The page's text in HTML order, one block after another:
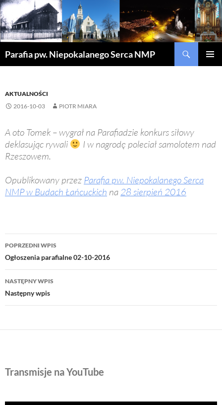
Parafia pw. Niepokalanego Serca NMP
AKTUALNOŚCI
2016-10-03
PIOTR MIARA
A oto Tomek – wygrał na Parafiadzie konkurs siłowy
deklasując rywali
I w nagrodę poleciał samolotem nad
Rzeszowem.
Opublikowany przez Parafia pw. Niepokalanego Serca
NMP w Budach Łańcuckich na28 sierpień 2016
Nawigacja
wpisu
POPRZEDNI WPIS
Ogłoszenia parafialne 02-10-2016
NASTĘPNY WPIS
Następny wpis
Transmisje na YouTube